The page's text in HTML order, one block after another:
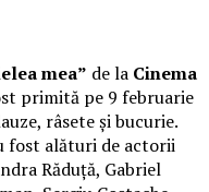
mea” de la Cinema
primită pe 9 februarie
râsete și bucurie.
fost alături de actorii
Răduță, Gabriel